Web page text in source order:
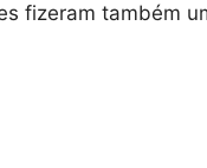
fizeram também